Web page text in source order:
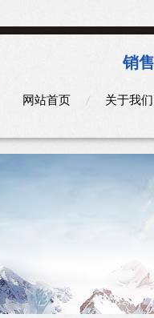
销
网站首页 关于我们